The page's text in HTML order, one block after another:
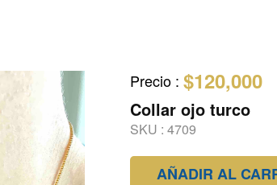
Precio : $120,000
Collar ojo turco
SKU : 4709
AÑADIR AL